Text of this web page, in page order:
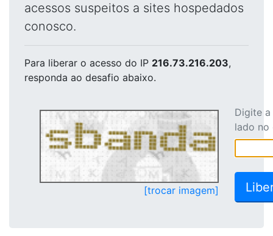
acessos suspeitos a sites hospedados
conosco.
Para liberar o acesso do IP 216.73.216.203,
responda ao desafio abaixo.
[trocar imagem]
Digite
lado no